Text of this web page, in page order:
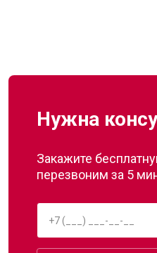
Нужна
Закажите
перезвоним за 5